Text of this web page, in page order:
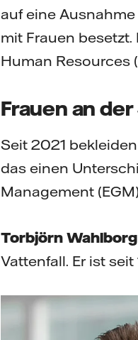
auf eine
mit Frauen
Human Resources
Frauen an
Seit 2021
das einen
Management
Torbjörn Wahlborg
Vattenfall. Er ist